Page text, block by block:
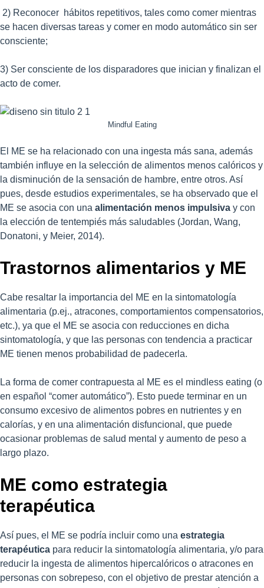
2) Reconocer hábitos repetitivos, tales como comer mientras
se hacen diversas tareas y comer en modo automático sin ser
consciente;
3) Ser consciente de los disparadores que inician y finalizan el
acto de comer.
Mindful Eating
El ME se ha relacionado con una ingesta más sana, además
también influye en la selección de alimentos menos calóricos y
la disminución de la sensación de hambre, entre otros. Así
pues, desde estudios experimentales, se ha observado que el
ME se asocia con una alimentación menos impulsiva y con
la elección de tentempiés más saludables (Jordan, Wang,
Donatoni, y Meier, 2014).
Trastornos alimentarios y ME
Cabe resaltar la importancia del ME en la sintomatología
alimentaria (p.ej., atracones, comportamientos compensatorios,
etc.), ya que el ME se asocia con reducciones en dicha
sintomatología, y que las personas con tendencia a practicar
ME tienen menos probabilidad de padecerla.
La forma de comer contrapuesta al ME es el mindless eating (o
en español “comer automático”). Esto puede terminar en un
consumo excesivo de alimentos pobres en nutrientes y en
calorías, y en una alimentación disfuncional, que puede
ocasionar problemas de salud mental y aumento de peso a
largo plazo.
ME como estrategia
terapéutica
Así pues, el ME se podría incluir como una estrategia
terapéutica para reducir la sintomatología alimentaria, y/o para
reducir la ingesta de alimentos hipercalóricos o atracones en
personas con sobrepeso, con el objetivo de prestar atención a